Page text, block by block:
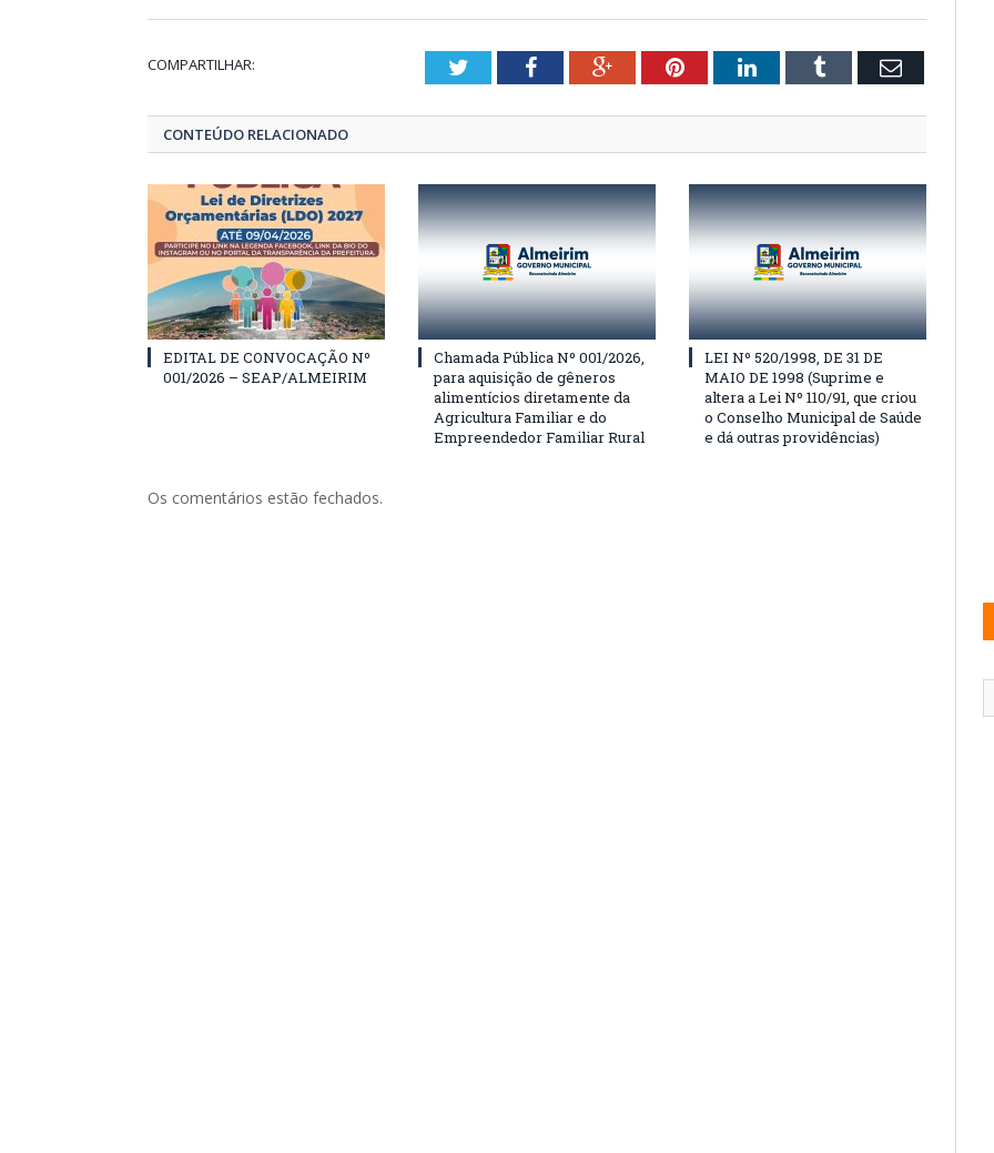
COMPARTILHAR: TwitterFacebookGoogle+PinterestLinkedInTumblr Email
CONTEÚDO RELACIONADO
EDITAL DE CONVOCAÇÃO Nº
001/2026 – SEAP/ALMEIRIM
Chamada Pública Nº 001/2026,
para aquisição de gêneros
alimentícios diretamente da
Agricultura Familiar e do
Empreendedor Familiar Rural
LEI Nº 520/1998, DE 31 DE
MAIO DE 1998 (Suprime e
altera a Lei Nº 110/91, que criou
o Conselho Municipal de Saúde
e dá outras providências)
Os comentários estão fechados.